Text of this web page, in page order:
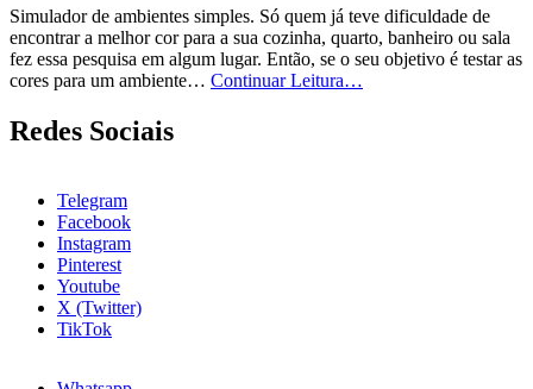
Simulador de ambientes simples. Só quem já teve dificuldade de
encontrar a melhor cor para a sua cozinha, quarto, banheiro ou sala
fez essa pesquisa em algum lugar. Então, se o seu objetivo é testar as
cores para um ambiente… Continuar Leitura…
Redes Sociais
Telegram
Facebook
Instagram
Pinterest
Youtube
X (Twitter)
TikTok